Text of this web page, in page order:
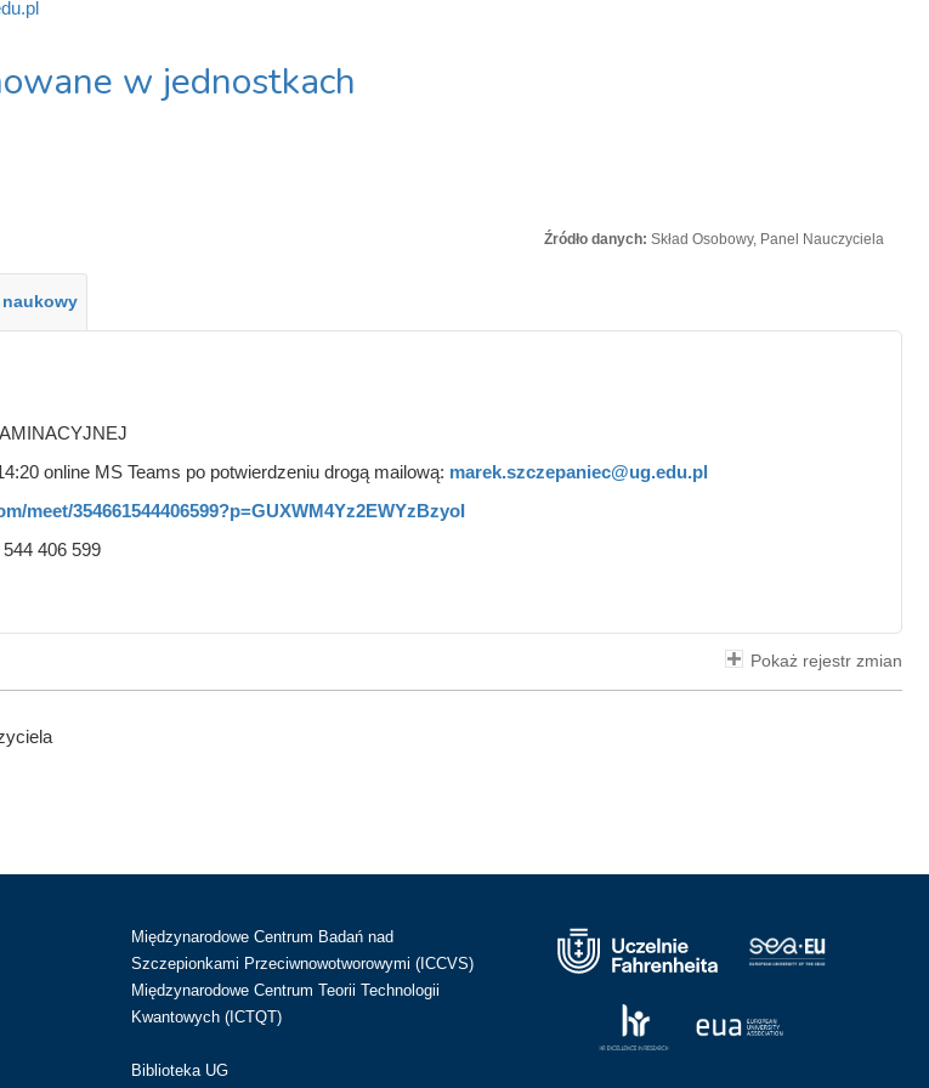
w jednostkach
Źródło danych: Skład Osobowy, Panel Nauczyciela
naukowy
online MS Teams po potwierdzeniu drogą mailową: marek.szczepaniec@ug.edu.pl
meet/354661544406599?p=GUXWM4Yz2EWYzBzyoI
406 599
Pokaż rejestr zmian
Międzynarodowe Centrum Badań nad
Szczepionkami Przeciwnowotworowymi (ICCVS)
Międzynarodowe Centrum Teorii Technologii
Kwantowych (ICTQT)
Biblioteka UG